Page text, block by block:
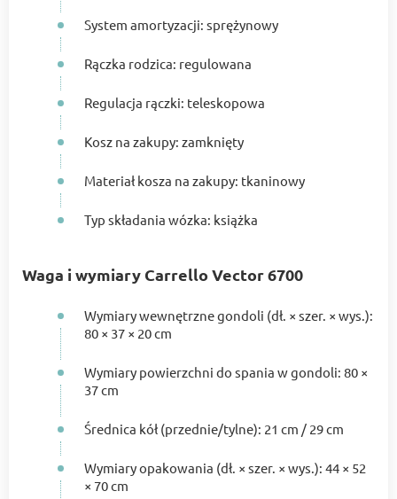
System amortyzacji: sprężynowy
Rączka rodzica: regulowana
Regulacja rączki: teleskopowa
Kosz na zakupy: zamknięty
Materiał kosza na zakupy: tkaninowy
Typ składania wózka: książka
Waga i wymiary Carrello Vector 6700
Wymiary wewnętrzne gondoli (dł. × szer. × wys.):
80 × 37 × 20 cm
Wymiary powierzchni do spania w gondoli: 80 ×
37 cm
Średnica kół (przednie/tylne): 21 cm / 29 cm
Wymiary opakowania (dł. × szer. × wys.): 44 × 52
× 70 cm